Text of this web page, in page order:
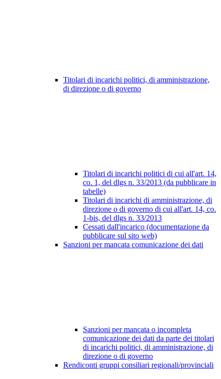
Titolari di incarichi politici, di amministrazione,
di direzione o di governo
Titolari di incarichi politici di cui all'art. 14,
co. 1, del dlgs n. 33/2013 (da pubblicare in
tabelle)
Titolari di incarichi di amministrazione, di
direzione o di governo di cui all'art. 14, co.
1-bis, del dlgs n. 33/2013
Cessati dall'incarico (documentazione da
pubblicare sul sito web)
Sanzioni per mancata comunicazione dei dati
Sanzioni per mancata o incompleta
comunicazione dei dati da parte dei titolari
di incarichi politici, di amministrazione, di
direzione o di governo
Rendiconti gruppi consiliari regionali/provinciali